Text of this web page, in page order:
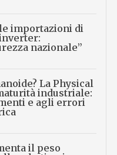
importazioni di
nazionale”
La Physical
industriale:
e agli errori
il peso